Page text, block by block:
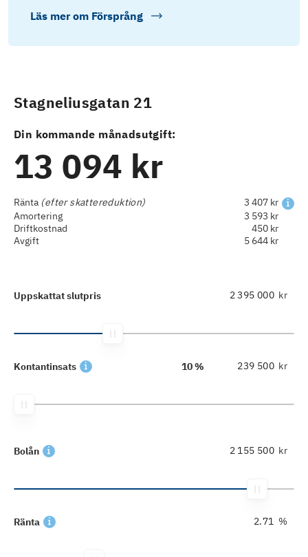
Läs mer om Försprång
Stagneliusgatan 21
Din kommande månadsutgift:
13 094 kr
Ränta (efter skattereduktion)
3 407 kr
Amortering
3 593 kr
Driftkostnad
450 kr
Avgift
5 644 kr
Uppskattat slutpris kr
Kontantinsats 10 % kr
Bolån kr
Ränta %